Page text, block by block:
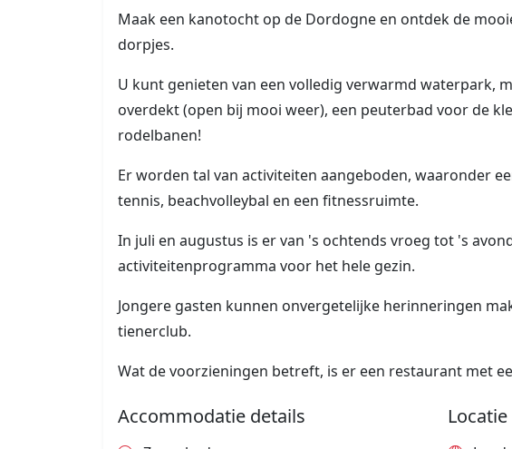
Maak een kanotocht op de Dordogne en ontdek de
dorpjes.
U kunt genieten van een volledig verwarmd waterpark,
overdekt (open bij mooi weer), een peuterbad voor de
rodelbanen!
Er worden tal van activiteiten aangeboden, waaronder
tennis, beachvolleybal en een fitnessruimte.
In juli en augustus is er van 's ochtends vroeg tot 's
activiteitenprogramma voor het hele gezin.
Jongere gasten kunnen onvergetelijke herinneringen
tienerclub.
Wat de voorzieningen betreft, is er een restaurant met
Accommodatie details